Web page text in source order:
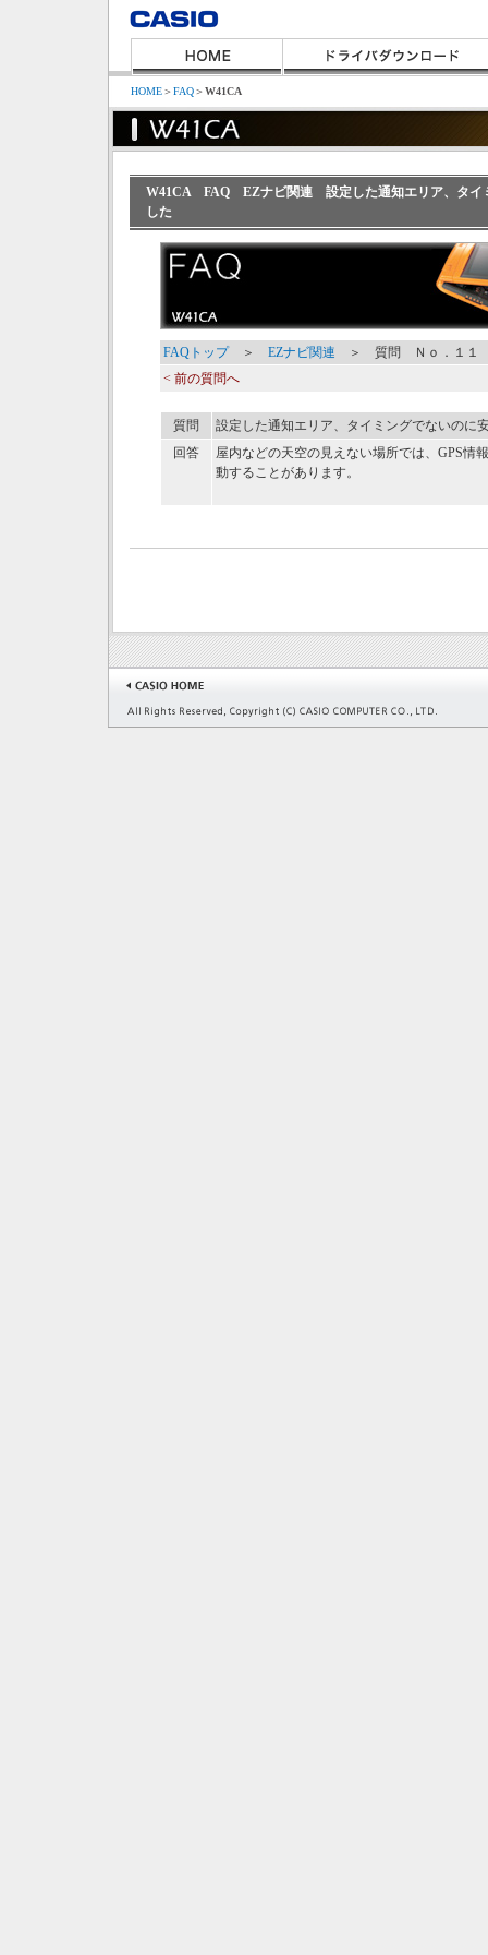
HOME＞FAQ＞W41CA
W41CA FAQ EZナビ関連 設定した通知エリア、タイ
した
FAQトップ＞ EZナビ関連 ＞ 質問 Ｎｏ．１１
< 前の質問へ
質問
設定した通知エリア、タイミングでないのに
回答
屋内などの天空の見えない場所では、GPS情
動することがあります。